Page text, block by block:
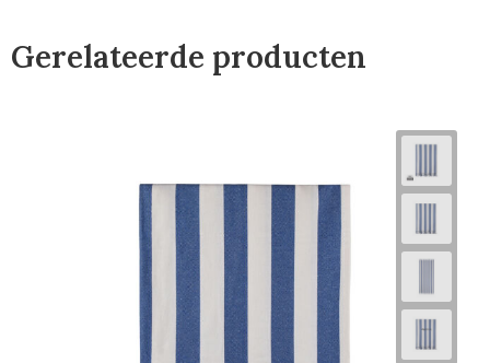
Gerelateerde producten